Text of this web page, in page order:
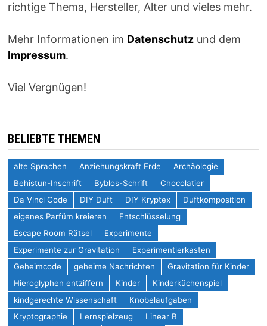
richtige Thema, Hersteller, Alter und vieles mehr.
Mehr Informationen im Datenschutzund dem
Impressum.
Viel Vergnügen!
BELIEBTE THEMEN
alte Sprachen Anziehungskraft Erde
Archäologie
Behistun-Inschrift
Byblos-Schrift
Chocolatier
Da Vinci Code
DIY Duft DIY Kryptex
Duftkomposition
eigenes Parfüm kreieren
Entschlüsselung
Escape Room Rätsel
Experimente
Experimente zur Gravitation
Experimentierkasten
Geheimcode
geheime Nachrichten
Gravitation für Kinder
Hieroglyphen entziffern
Kinder
Kinderküchenspiel
kindgerechte Wissenschaft
Knobelaufgaben
Kryptographie
Lernspielzeug Linear B